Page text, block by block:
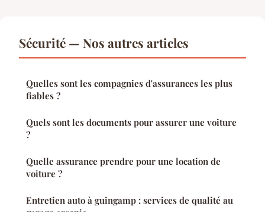
Sécurité — Nos autres articles
Quelles sont les compagnies d'assurances les plus
fiables ?
Quels sont les documents pour assurer une voiture
?
Quelle assurance prendre pour une location de
voiture ?
Entretien auto à guingamp : services de qualité au